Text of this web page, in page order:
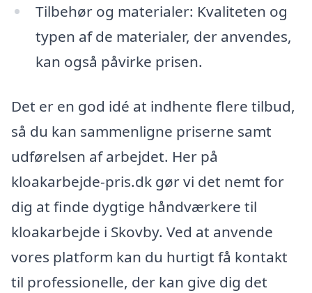
Tilbehør og materialer: Kvaliteten og
typen af de materialer, der anvendes,
kan også påvirke prisen.
Det er en god idé at indhente flere tilbud,
så du kan sammenligne priserne samt
udførelsen af arbejdet. Her på
kloakarbejde-pris.dk gør vi det nemt for
dig at finde dygtige håndværkere til
kloakarbejde i Skovby. Ved at anvende
vores platform kan du hurtigt få kontakt
til professionelle, der kan give dig det